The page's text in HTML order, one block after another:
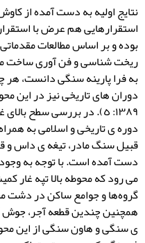
نتایج اولیه به دست آمده از
استقرارهایی هم عرض با
بوده و بر اساس مطالعات
ریخت شناسی و فن آوری ساخت
به فرا پارینه سنگی دانست، هر
دوران های تاریخی نیز در
١٣٨٩: ٥). در بررسی سطح
دوره ی تاریخی و اسلامی به
قبیل سنگ مادر، تیغه ی داس و
دست آمده است. با توجه به
می رود که محوطه بالا تپه غار
گروه‌ها و جوامع ساکن در دشت
همچنین چندین قطعه آجر،
ی سنگی و هاون سنگی از این